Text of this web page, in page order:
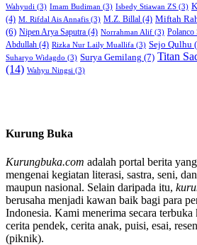
Wahyudi (3) Imam Budiman (3) Isbedy Stiawan ZS (3)
(4) M. Rifdal Ais Annafis (3) M.Z. Billal (4) Miftah
(6) Nipen Arya Saputra (4) Norrahman Alif (3) Polanco
Abdullah (4) Rizka Nur Laily Muallifa (3) Sejo Qulhu
Suharyo Widagdo (3) Surya Gemilang (7) Titan
(14) Wahyu Ningsi (3)
Kurung Buka
Kurungbuka.com adalah portal berita
mengenai kegiatan literasi, sastra, seni,
maupun nasional. Selain daripada itu,
berusaha menjadi kawan baik bagi para
Indonesia. Kami menerima secara
cerita pendek, cerita anak, puisi, esai,
(piknik).